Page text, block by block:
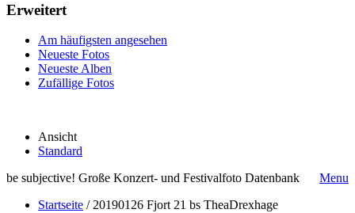
Erweitert
Am häufigsten angesehen
Neueste Fotos
Neueste Alben
Zufällige Fotos
Ansicht
Standard
be subjective! Große Konzert- und Festivalfoto Datenbank
Menu
Startseite / 20190126 Fjort 21 bs TheaDrexhage